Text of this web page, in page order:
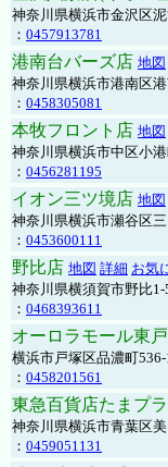
神奈川県横浜市金沢区
： 0457913781
港南台バーズ店 地図
神奈川県横浜市港南区
： 0458305081
本牧フロント店 地図
神奈川県横浜市中区小
： 0456281195
イオン三ツ境店 地図
神奈川県横浜市瀬谷区
： 0453600111
野比店 地図 詳細 お気
神奈川県横須賀市野比1-
： 0468393611
オーロラモール東
横浜市戸塚区品濃町
： 0458201561
東急百貨店たまプ
神奈川県横浜市青葉区
： 0459051131